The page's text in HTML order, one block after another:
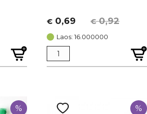
€0,92
Algne
hind
oli:
€ 0,92.
€ 0,69
Current
price
is:
€ 0,69.
Laos: 16.000000
% %